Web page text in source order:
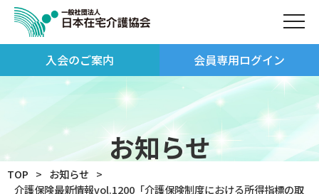
入会のご案内 会員専用ログイン
お知らせ
TOP
お知らせ
介護保険最新情報vol.1200「介護保険制度における所得指標の取